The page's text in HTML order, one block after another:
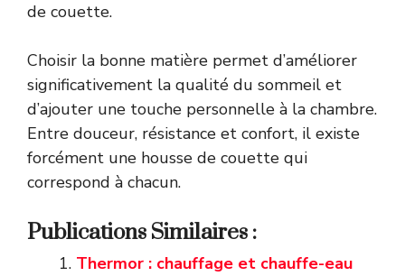
de couette.
Choisir la bonne matière permet d’améliorer
significativement la qualité du sommeil et
d’ajouter une touche personnelle à la chambre.
Entre douceur, résistance et confort, il existe
forcément une housse de couette qui
correspond à chacun.
Publications Similaires :
Thermor : chauffage et chauffe-eau